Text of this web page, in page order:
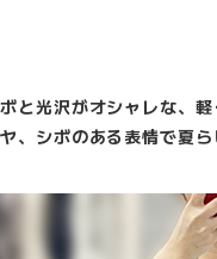
と光沢がオシャレな、
、シボのある表情で夏